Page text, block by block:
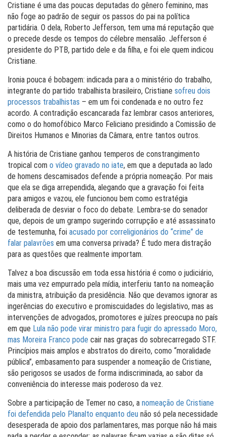
Cristiane é uma das poucas deputadas do gênero feminino, mas
não foge ao padrão de seguir os passos do pai na política
partidária. O dela, Roberto Jefferson, tem uma má reputação que
o precede desde os tempos do célebre mensalão. Jefferson é
presidente do PTB, partido dele e da filha, e foi ele quem indicou
Cristiane.
Ironia pouca é bobagem: indicada para a o ministério do trabalho,
integrante do partido trabalhista brasileiro, Cristiane sofreu dois
processos trabalhistas – em um foi condenada e no outro fez
acordo. A contradição escancarada faz lembrar casos anteriores,
como o do homofóbico Marco Feliciano presidindo a Comissão de
Direitos Humanos e Minorias da Câmara, entre tantos outros.
A história de Cristiane ganhou temperos de constrangimento
tropical com o vídeo gravado no iate, em que a deputada ao lado
de homens descamisados defende a própria nomeação. Por mais
que ela se diga arrependida, alegando que a gravação foi feita
para amigos e vazou, ele funcionou bem como estratégia
deliberada de desviar o foco do debate. Lembra-se do senador
que, depois de um grampo sugerindo corrupção e até assassinato
de testemunha, foi acusado por correligionários do “crime” de
falar palavrões em uma conversa privada? É tudo mera distração
para as questões que realmente importam.
Talvez a boa discussão em toda essa história é como o judiciário,
mais uma vez empurrado pela mídia, interferiu tanto na nomeação
da ministra, atribuição da presidência. Não que devamos ignorar as
ingerências do executivo e promiscuidades do legislativo, mas as
intervenções de advogados, promotores e juízes preocupa no país
em que Lula não pode virar ministro para fugir do apressado Moro,
mas Moreira Franco pode cair nas graças do sobrecarregado STF.
Princípios mais amplos e abstratos do direito, como “moralidade
pública”, embasamento para suspender a nomeação de Cristiane,
são perigosos se usados de forma indiscriminada, ao sabor da
conveniência do interesse mais poderoso da vez.
Sobre a participação de Temer no caso, a nomeação de Cristiane
foi defendida pelo Planalto enquanto deu não só pela necessidade
desesperada de apoio dos parlamentares, mas porque não há mais